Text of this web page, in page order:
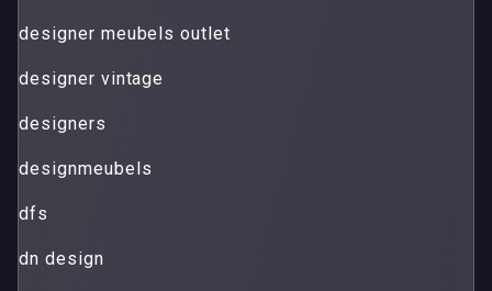
designer meubels outlet
designer vintage
designers
designmeubels
dfs
dn design